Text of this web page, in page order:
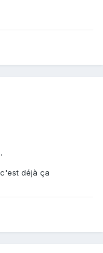
déjà ça